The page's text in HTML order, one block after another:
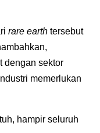
rare earth tersebut
dengan sektor
memerlukan
hampir seluruh